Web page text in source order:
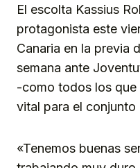
El escolta Kassius
protagonista este
Canaria en la previa
semana ante
-como todos los que
vital para el conjunto
«Tenemos buenas